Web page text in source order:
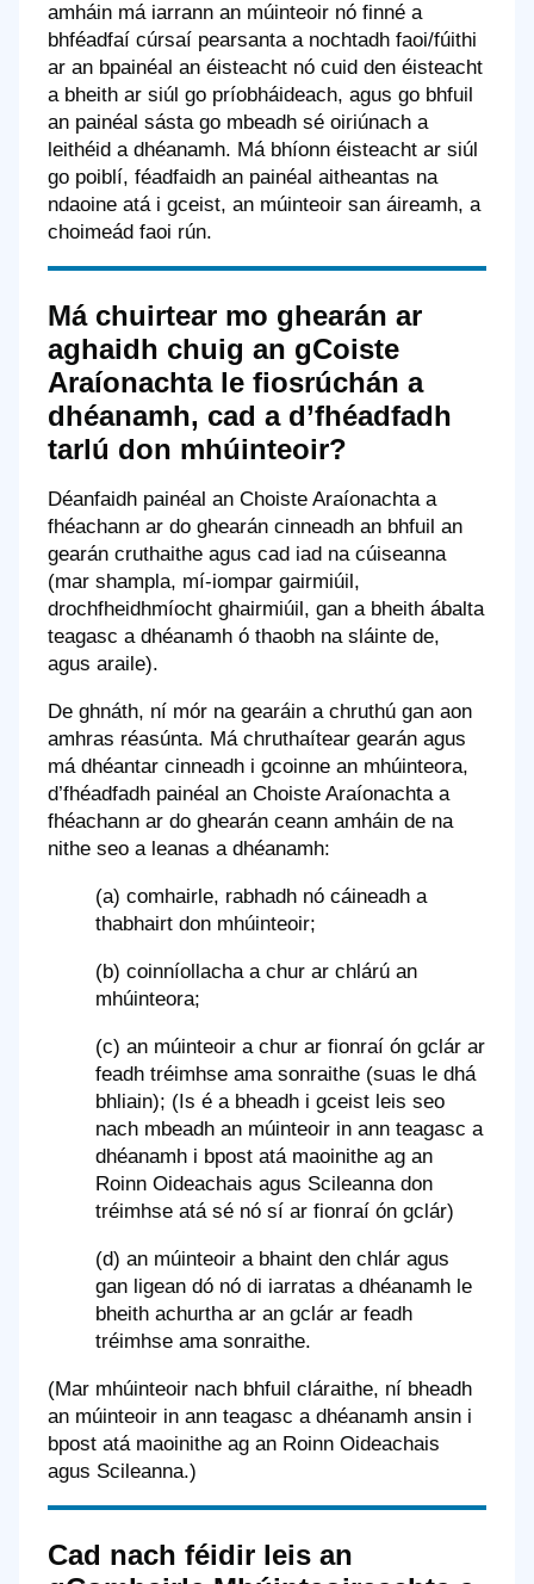
amháin má iarrann an múinteoir nó finné a
bhféadfaí cúrsaí pearsanta a nochtadh faoi/fúithi
ar an bpainéal an éisteacht nó cuid den éisteacht
a bheith ar siúl go príobháideach, agus go bhfuil
an painéal sásta go mbeadh sé oiriúnach a
leithéid a dhéanamh. Má bhíonn éisteacht ar siúl
go poiblí, féadfaidh an painéal aitheantas na
ndaoine atá i gceist, an múinteoir san áireamh, a
choimeád faoi rún.
Má chuirtear mo ghearán ar
aghaidh chuig an gCoiste
Araíonachta le fiosrúchán a
dhéanamh, cad a d’fhéadfadh
tarlú don mhúinteoir?
Déanfaidh painéal an Choiste Araíonachta a
fhéachann ar do ghearán cinneadh an bhfuil an
gearán cruthaithe agus cad iad na cúiseanna
(mar shampla, mí-iompar gairmiúil,
drochfheidhmíocht ghairmiúil, gan a bheith ábalta
teagasc a dhéanamh ó thaobh na sláinte de,
agus araile).
De ghnáth, ní mór na gearáin a chruthú gan aon
amhras réasúnta. Má chruthaítear gearán agus
má dhéantar cinneadh i gcoinne an mhúinteora,
d’fhéadfadh painéal an Choiste Araíonachta a
fhéachann ar do ghearán ceann amháin de na
nithe seo a leanas a dhéanamh:
(a) comhairle, rabhadh nó cáineadh a
thabhairt don mhúinteoir;
(b) coinníollacha a chur ar chlárú an
mhúinteora;
(c) an múinteoir a chur ar fionraí ón gclár ar
feadh tréimhse ama sonraithe (suas le dhá
bhliain); (Is é a bheadh i gceist leis seo
nach mbeadh an múinteoir in ann teagasc a
dhéanamh i bpost atá maoinithe ag an
Roinn Oideachais agus Scileanna don
tréimhse atá sé nó sí ar fionraí ón gclár)
(d) an múinteoir a bhaint den chlár agus
gan ligean dó nó di iarratas a dhéanamh le
bheith achurtha ar an gclár ar feadh
tréimhse ama sonraithe.
(Mar mhúinteoir nach bhfuil cláraithe, ní bheadh
an múinteoir in ann teagasc a dhéanamh ansin i
bpost atá maoinithe ag an Roinn Oideachais
agus Scileanna.)
Cad nach féidir leis an